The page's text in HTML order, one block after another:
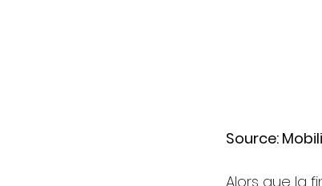
Source:
Alors que la